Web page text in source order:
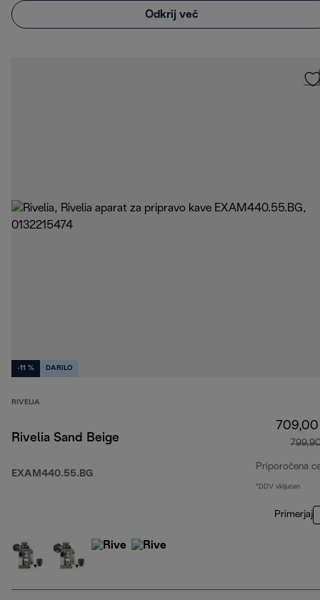
Odkrij več
-11 % DARILO
RIVELIA
Rivelia Sand Beige
EXAM440.55.BG
Priporočena
*DDV vključen
Primerjaj